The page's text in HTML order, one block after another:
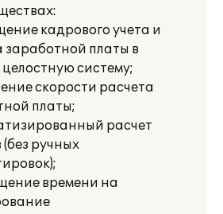
кадрового учета и
заработной платы в
систему;
скорости расчета
платы;
расчет
(без ручных
времени на